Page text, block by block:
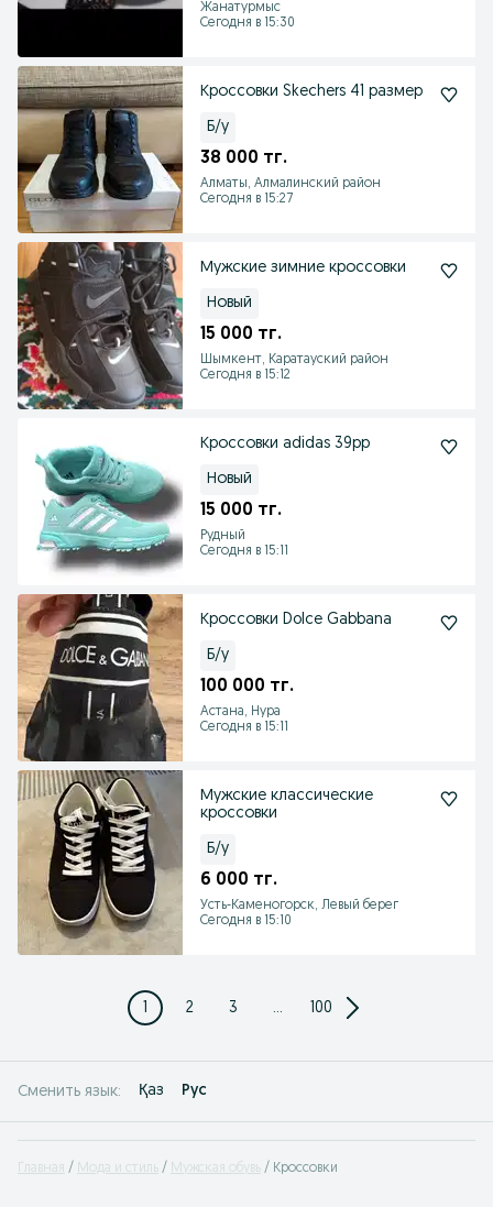
Жанатурмыс
Сегодня в 15:30
Кроссовки Skechers 41 размер
Б/у
38 000 тг.
Алматы, Алмалинский район
Сегодня в 15:27
Мужские зимние кроссовки
Новый
15 000 тг.
Шымкент, Каратауский район
Сегодня в 15:12
Кроссовки adidas 39рр
Новый
15 000 тг.
Рудный
Сегодня в 15:11
Кроссовки Dolce Gabbana
Б/у
100 000 тг.
Астана, Нура
Сегодня в 15:11
Мужские классические
кроссовки
Б/у
6 000 тг.
Усть-Каменогорск, Левый берег
Сегодня в 15:10
1 2 3 ... 100
Сменить язык: Қаз Рус
Главная Мода и стиль Мужская обувь Кроссовки